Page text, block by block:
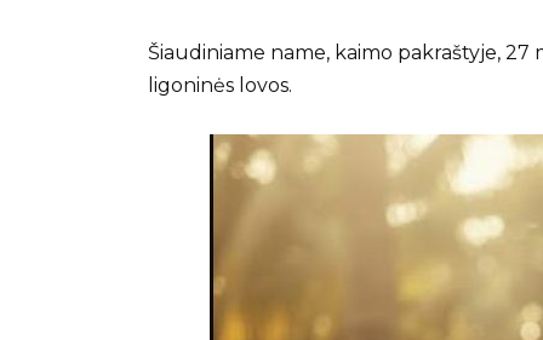
Šiaudiniame name, kaimo pakraštyje,
ligoninės lovos.